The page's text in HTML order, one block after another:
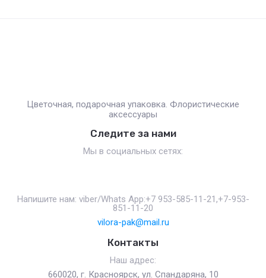
Цветочная, подарочная упаковка. Флористические
аксессуары
Следите за нами
Мы в социальных сетях:
Напишите нам: viber/Whats App:+7 953-585-11-21,+7-953-
851-11-20
vilora-pak@mail.ru
Контакты
Наш адрес:
660020, г. Красноярск, ул. Спандаряна, 10